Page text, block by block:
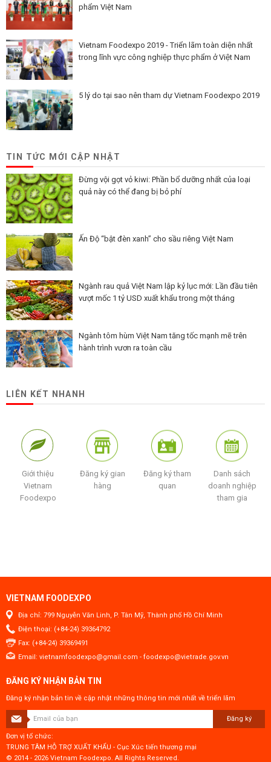
phẩm Việt Nam
Vietnam Foodexpo 2019 - Triển lãm toàn diện nhất
trong lĩnh vực công nghiệp thực phẩm ở Việt Nam
5 lý do tại sao nên tham dự Vietnam Foodexpo 2019
TIN TỨC MỚI CẬP NHẬT
Đừng vội gọt vỏ kiwi: Phần bổ dưỡng nhất của loại
quả này có thể đang bị bỏ phí
Ấn Độ “bật đèn xanh” cho sầu riêng Việt Nam
Ngành rau quả Việt Nam lập kỷ lục mới: Lần đầu tiên
vượt mốc 1 tỷ USD xuất khẩu trong một tháng
Ngành tôm hùm Việt Nam tăng tốc mạnh mẽ trên
hành trình vươn ra toàn cầu
LIÊN KẾT NHANH
Giới thiệu
Vietnam
Foodexpo
Đăng ký gian
hàng
Đăng ký tham
quan
Danh sách
doanh nghiệp
tham gia
VIETNAM FOODEXPO
Địa chỉ: 799 Nguyễn Văn Linh, P. Tân Mỹ, Thành phố Hồ Chí Minh
Điện thoại: (+84-24) 39364792
Fax: (+84-24) 39369491
Email: vietnamfoodexpo@gmail.com - foodexpo@vietrade.gov.vn
ĐĂNG KÝ NHẬN BẢN TIN
Đăng ký nhận bản tin về cập nhật những thông tin mới nhất về triển lãm
Đăng ký
Đơn vị tổ chức:
TRUNG TÂM HỖ TRỢ XUẤT KHẨU - Cục Xúc tiến thương mại
© 2014 - 2026 Vietnam Foodexpo. All Rights Reserved.